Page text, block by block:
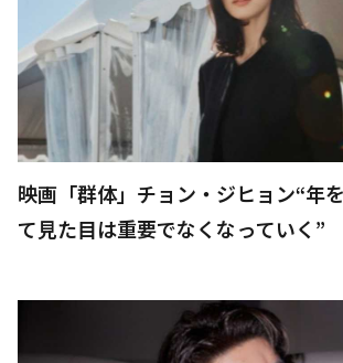
映画「群体」チョン・ジヒョン“年
て見た目は重要でなくなっていく”